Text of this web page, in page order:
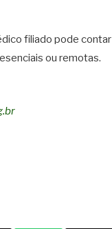
filiado pode contar
ou remotas.